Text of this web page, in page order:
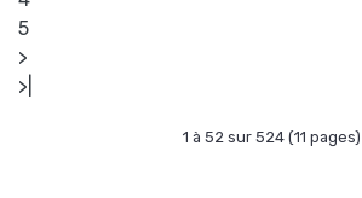
5
>
>|
1 à 52 sur 524 (11 pages)